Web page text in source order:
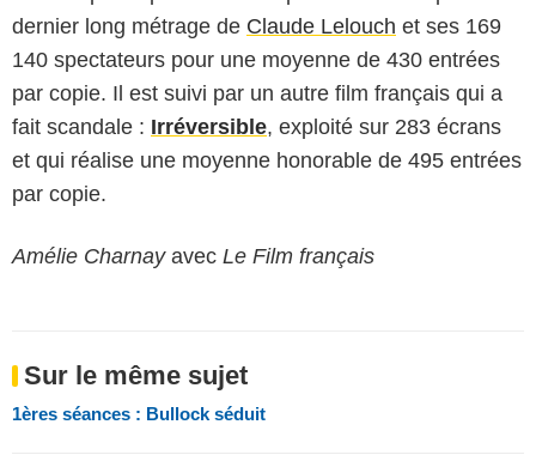
dernier long métrage de Claude Lelouch et ses 169
140 spectateurs pour une moyenne de 430 entrées
par copie. Il est suivi par un autre film français qui a
fait scandale : Irréversible, exploité sur 283 écrans
et qui réalise une moyenne honorable de 495 entrées
par copie.
Amélie Charnayavec Le Film français
Sur le même sujet
1ères séances : Bullock séduit